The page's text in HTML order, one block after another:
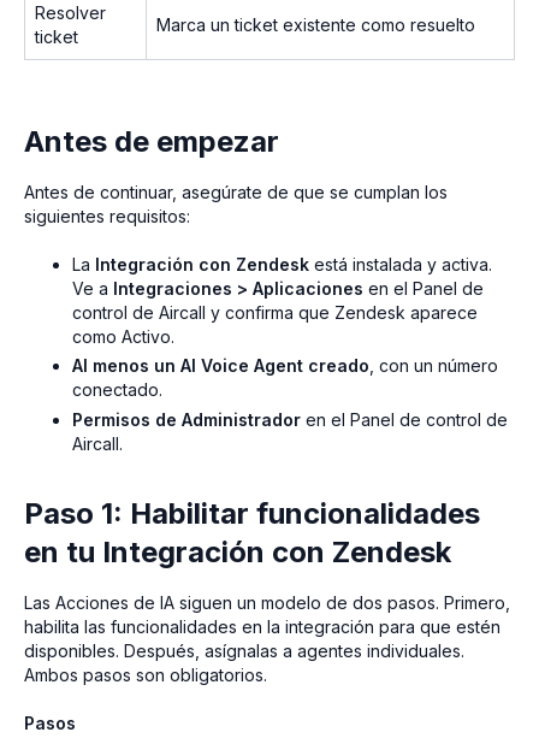
Resolver
ticket
Marca un ticket existente como resuelto
Antes de empezar
Antes de continuar, asegúrate de que se cumplan los
siguientes requisitos:
La Integración con Zendesk está instalada y activa.
Ve a Integraciones > Aplicaciones en el Panel de
control de Aircall y confirma que Zendesk aparece
como Activo.
Al menos un AI Voice Agent creado , con un número
conectado.
Permisos de Administrador en el Panel de control de
Aircall.
Paso 1: Habilitar funcionalidades
en tu Integración con Zendesk
Las Acciones de IA siguen un modelo de dos pasos. Primero,
habilita las funcionalidades en la integración para que estén
disponibles. Después, asígnalas a agentes individuales.
Ambos pasos son obligatorios.
Pasos